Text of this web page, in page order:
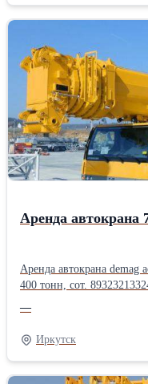
Аренда автокрана
Аренда автокрана demag
400 тонн, сот.
тяжеловесного
химической,
—
Иркутск